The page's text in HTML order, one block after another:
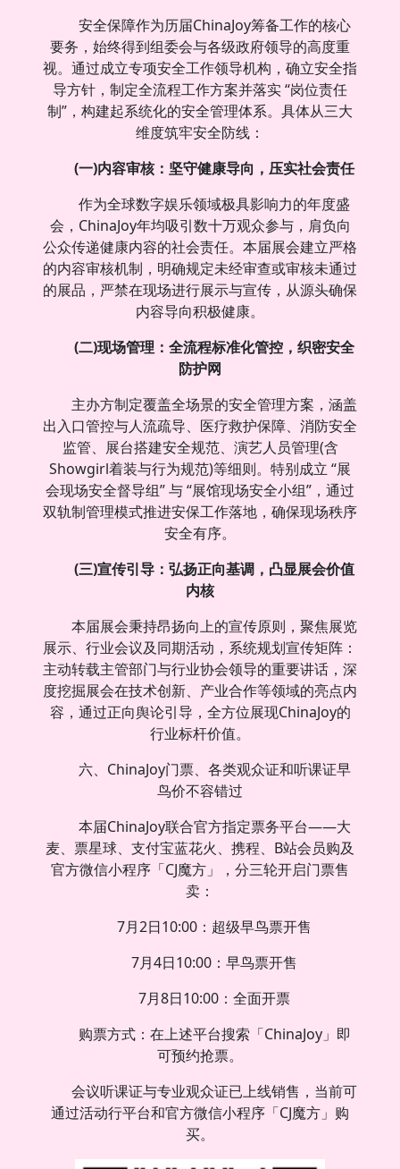
安全保障作为历届ChinaJoy筹备工作的核心
要务，始终得到组委会与各级政府领导的高度重
视。通过成立专项安全工作领导机构，确立安全指
导方针，制定全流程工作方案并落实 “岗位责任
制”，构建起系统化的安全管理体系。具体从三大
维度筑牢安全防线：
(一)内容审核：坚守健康导向，压实社会责任
作为全球数字娱乐领域极具影响力的年度盛
会，ChinaJoy年均吸引数十万观众参与，肩负向
公众传递健康内容的社会责任。本届展会建立严格
的内容审核机制，明确规定未经审查或审核未通过
的展品，严禁在现场进行展示与宣传，从源头确保
内容导向积极健康。
(二)现场管理：全流程标准化管控，织密安全
防护网
主办方制定覆盖全场景的安全管理方案，涵盖
出入口管控与人流疏导、医疗救护保障、消防安全
监管、展台搭建安全规范、演艺人员管理(含
Showgirl着装与行为规范)等细则。特别成立 “展
会现场安全督导组” 与 “展馆现场安全小组”，通过
双轨制管理模式推进安保工作落地，确保现场秩序
安全有序。
(三)宣传引导： 弘扬正向基调，凸显展会价值
内核
本届展会秉持昂扬向上的宣传原则，聚焦展览
展示、行业会议及同期活动，系统规划宣传矩阵：
主动转载主管部门与行业协会领导的重要讲话，深
度挖掘展会在技术创新、产业合作等领域的亮点内
容，通过正向舆论引导，全方位展现ChinaJoy的
行业标杆价值。
六、ChinaJoy门票、各类观众证和听课证早
鸟价不容错过
本届ChinaJoy联合官方指定票务平台——大
麦、票星球、支付宝蓝花火、携程、B站会员购及
官方微信小程序「CJ魔方」，分三轮开启门票售
卖：
7月2日10:00：超级早鸟票开售
7月4日10:00：早鸟票开售
7月8日10:00：全面开票
购票方式：在上述平台搜索「ChinaJoy」即
可预约抢票。
会议听课证与专业观众证已上线销售，当前可
通过活动行平台和官方微信小程序「CJ魔方」购
买。